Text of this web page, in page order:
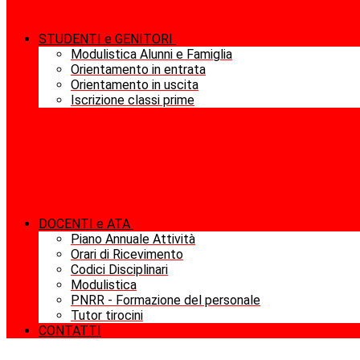
STUDENTI e GENITORI
Modulistica Alunni e Famiglia
Orientamento in entrata
Orientamento in uscita
Iscrizione classi prime
DOCENTI e ATA
Piano Annuale Attività
Orari di Ricevimento
Codici Disciplinari
Modulistica
PNRR - Formazione del personale
Tutor tirocini
CONTATTI